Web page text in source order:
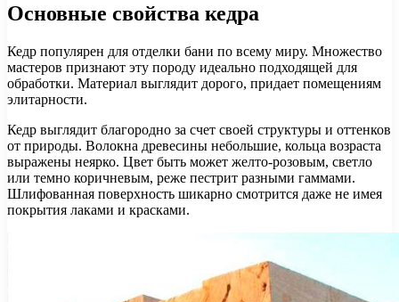
Основные свойства кедра
Кедр популярен для отделки бани по всему миру. Множество
мастеров признают эту породу идеально подходящей для
обработки. Материал выглядит дорого, придает помещениям
элитарности.
Кедр выглядит благородно за счет своей структуры и оттенков
от природы. Волокна древесины небольшие, кольца возраста
выражены неярко. Цвет быть может желто-розовым, светло
или темно коричневым, реже пестрит разными гаммами.
Шлифованная поверхность шикарно смотрится даже не имея
покрытия лаками и красками.